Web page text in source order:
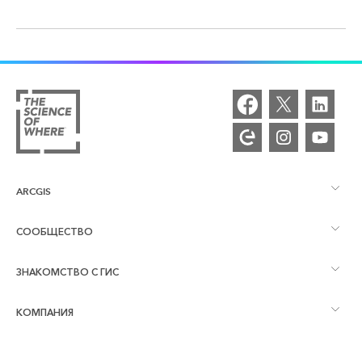
ARCGIS
Обзор ArcGIS
СООБЩЕСТВО
Сообщества и форумы
ЗНАКОМСТВО С ГИС
Что такое ГИС?
КОМПАНИЯ